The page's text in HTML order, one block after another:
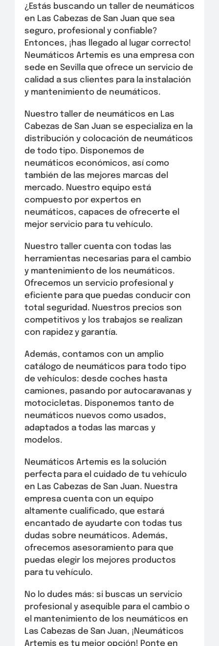
¿Estás buscando un taller de neumáticos
en Las Cabezas de San Juan que sea
seguro, profesional y confiable?
Entonces, ¡has llegado al lugar correcto!
Neumáticos Artemis es una empresa con
sede en Sevilla que ofrece un servicio de
calidad a sus clientes para la instalación
y mantenimiento de neumáticos.
Nuestro taller de neumáticos en Las
Cabezas de San Juan se especializa en la
distribución y colocación de neumáticos
de todo tipo. Disponemos de
neumáticos económicos, así como
también de las mejores marcas del
mercado. Nuestro equipo está
compuesto por expertos en
neumáticos, capaces de ofrecerte el
mejor servicio para tu vehículo.
Nuestro taller cuenta con todas las
herramientas necesarias para el cambio
y mantenimiento de los neumáticos.
Ofrecemos un servicio profesional y
eficiente para que puedas conducir con
total seguridad. Nuestros precios son
competitivos y los trabajos se realizan
con rapidez y garantía.
Además, contamos con un amplio
catálogo de neumáticos para todo tipo
de vehículos: desde coches hasta
camiones, pasando por autocaravanas y
motocicletas. Disponemos tanto de
neumáticos nuevos como usados,
adaptados a todas las marcas y
modelos.
Neumáticos Artemis es la solución
perfecta para el cuidado de tu vehículo
en Las Cabezas de San Juan. Nuestra
empresa cuenta con un equipo
altamente cualificado, que estará
encantado de ayudarte con todas tus
dudas sobre neumáticos. Además,
ofrecemos asesoramiento para que
puedas elegir los mejores productos
para tu vehículo.
No lo dudes más: si buscas un servicio
profesional y asequible para el cambio o
el mantenimiento de los neumáticos en
Las Cabezas de San Juan, ¡Neumáticos
Artemis es tu mejor opción! Ponte en